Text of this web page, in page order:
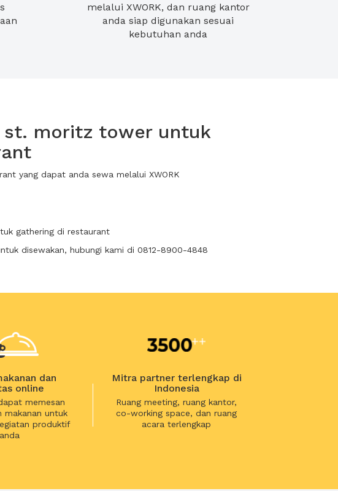
melalui XWORK, dan ruang kantor
anda siap digunakan sesuai
kebutuhan anda
st. moritz tower untuk
yang dapat anda sewa melalui XWORK
gathering di restaurant
disewakan, hubungi kami di 0812-8900-4848
dan
online
memesan
makanan untuk
produktif
anda
Mitra partner terlengkap di
Indonesia
Ruang meeting, ruang kantor,
co-working space, dan ruang
acara terlengkap